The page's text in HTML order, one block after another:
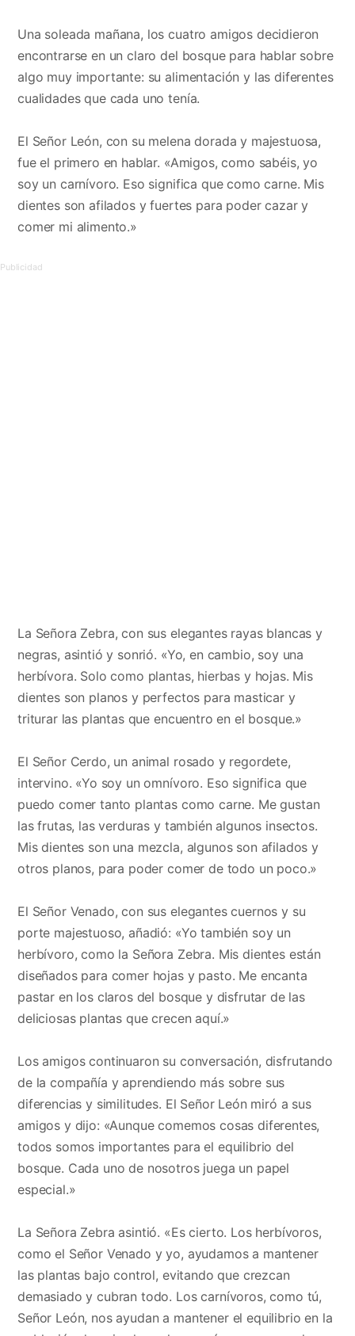
Una soleada mañana, los cuatro amigos decidieron
encontrarse en un claro del bosque para hablar sobre
algo muy importante: su alimentación y las diferentes
cualidades que cada uno tenía.
El Señor León, con su melena dorada y majestuosa,
fue el primero en hablar. «Amigos, como sabéis, yo
soy un carnívoro. Eso significa que como carne. Mis
dientes son afilados y fuertes para poder cazar y
comer mi alimento.»
La Señora Zebra, con sus elegantes rayas blancas y
negras, asintió y sonrió. «Yo, en cambio, soy una
herbívora. Solo como plantas, hierbas y hojas. Mis
dientes son planos y perfectos para masticar y
triturar las plantas que encuentro en el bosque.»
El Señor Cerdo, un animal rosado y regordete,
intervino. «Yo soy un omnívoro. Eso significa que
puedo comer tanto plantas como carne. Me gustan
las frutas, las verduras y también algunos insectos.
Mis dientes son una mezcla, algunos son afilados y
otros planos, para poder comer de todo un poco.»
El Señor Venado, con sus elegantes cuernos y su
porte majestuoso, añadió: «Yo también soy un
herbívoro, como la Señora Zebra. Mis dientes están
diseñados para comer hojas y pasto. Me encanta
pastar en los claros del bosque y disfrutar de las
deliciosas plantas que crecen aquí.»
Los amigos continuaron su conversación, disfrutando
de la compañía y aprendiendo más sobre sus
diferencias y similitudes. El Señor León miró a sus
amigos y dijo: «Aunque comemos cosas diferentes,
todos somos importantes para el equilibrio del
bosque. Cada uno de nosotros juega un papel
especial.»
La Señora Zebra asintió. «Es cierto. Los herbívoros,
como el Señor Venado y yo, ayudamos a mantener
las plantas bajo control, evitando que crezcan
demasiado y cubran todo. Los carnívoros, como tú,
Señor León, nos ayudan a mantener el equilibrio en la